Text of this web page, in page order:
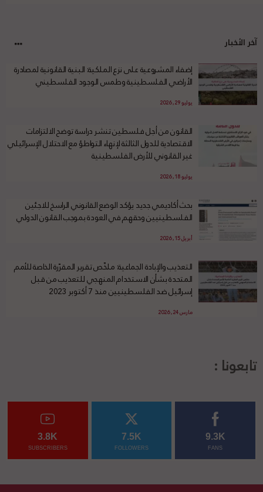
آخر الأخبار
إضفاء المشروعية على نزع الملكية: البنية القانونية لمصادرة
الأراضي الفلسطينية وطمس الوجود الفلسطيني
يوليو 29, 2026
القانون من أجل فلسطين تنشر دراسة توضح الالتزامات
الاقتصادية للدول الثالثة لإنهاء التواطؤ مع الاحتلال الإسرائيلي
غير القانوني للأرض الفلسطينية
يوليو 18, 2026
بحث أكاديمي جديد يؤكد الوضع القانوني الراسخ للاجئين
الفلسطينيين وحقهم في العودة بموجب القانون الدولي
أبريل 15, 2026
التعذيب والإبادة الجماعية: ملخّص تقرير المقرّرة الخاصة للأمم
المتحدة بشأن الاستخدام المنهجي للتعذيب من قبل
إسرائيل ضد الفلسطينيين منذ 7 أكتوبر 2023
مارس 24, 2026
تابعونا :
9.3K
FANS
7.5K
FOLLOWERS
3.8K
SUBSCRIBERS